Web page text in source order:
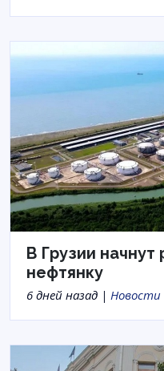
В Грузии начнут
нефтянку
6 дней назад | Новости